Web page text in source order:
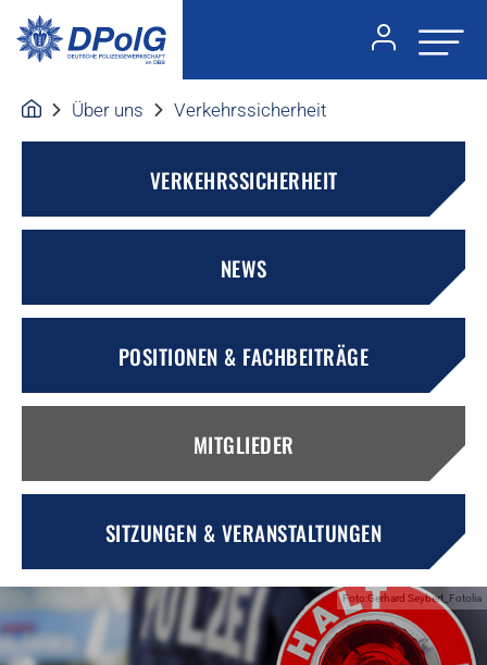
Über uns Verkehrssicherheit
VERKEHRSSICHERHEIT
NEWS
POSITIONEN & FACHBEITRÄGE
MITGLIEDER
SITZUNGEN & VERANSTALTUNGEN
Foto:Gerhard Seybert_Fotolia